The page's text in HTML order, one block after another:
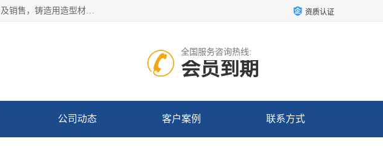
宁津县博涵机械有限公司成立于2016年，注册地位于山东省德州市。经营范围包括：机械设备研发、生产及销售，铸造用造型材料生产、销售，玻璃纤维及制品制造、销售，汽车零配件零售，机械零件、零部件加工，机械零件、零部件销售等；主要产品有：纤维过滤网,陶瓷过滤器,泡沫陶瓷过滤器,耐高温纤维过滤器,铸铁过滤器,铸铜过滤网,铸铝过滤网,铝轮毂过滤网,高效过滤网,高效陶瓷过滤网,高效纤维过滤网。 资质认证
全国服务咨询热线:
会员到期
公司动态 客户案例 联系方式